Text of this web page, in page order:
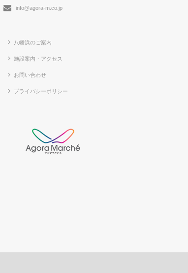
info@agora-m.co.jp
八幡浜のご案内
施設案内・アクセス
お問い合わせ
プライバシーポリシー